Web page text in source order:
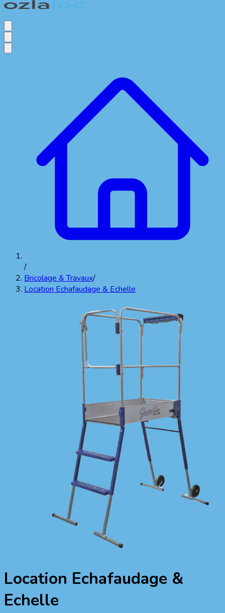
/
Bricolage & Travaux/
Location Echafaudage & Echelle
Location Echafaudage &
Echelle